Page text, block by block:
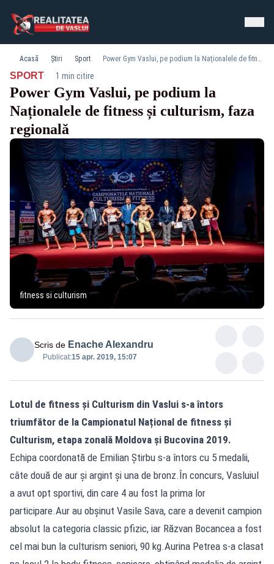
Acasă Știri Sport Power Gym Vaslui, pe podium la Naționalele de fitness și culturism, faza regională
SPORT· 1 min citire
Power Gym Vaslui, pe podium la
Naționalele de fitness și culturism, faza
regională
fitness si culturism
Scris de Enache Alexandru
Publicat:15 apr. 2019, 15:07
Lotul de fitness și Culturism din Vaslui s-a întors
triumfător de la Campionatul Național de fitness și
Culturism, etapa zonală Moldova și Bucovina 2019.
Echipa coordonată de Emilian Știrbu s-a întors cu 5 medalii,
câte două de aur și argint și una de bronz.În concurs, Vasluiul
a avut opt sportivi, din care 4 au fost la prima lor
participare.Aur au obșinut Vasile Sava, care a devenit campion
absolut la categoria classic pfizic, iar Răzvan Bocancea a fost
cel mai bun la culturism seniori, 90 kg.Aurina Petrea s-a clasat